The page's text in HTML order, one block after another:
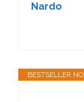
Nardo
BESTSELLER